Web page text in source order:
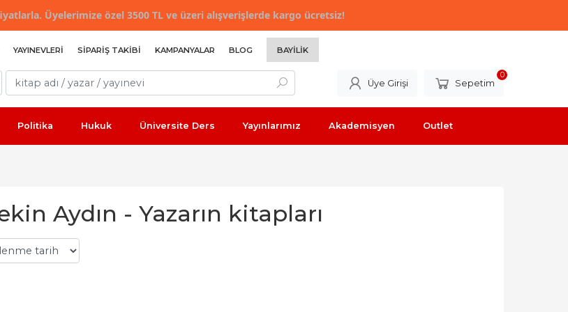
Üyelerimize özel 3500 TL ve üzeri alışverişlerde kargo ücretsiz!
YAYINEVLERI SIPARIŞ TAKIBI KAMPANYALAR BLOG BAYILIK
Üye Girişi Sepetim
0
Politika Hukuk Üniversite Ders Yayınlarımız Akademisyen Outlet
Aydın - Yazarın kitapları